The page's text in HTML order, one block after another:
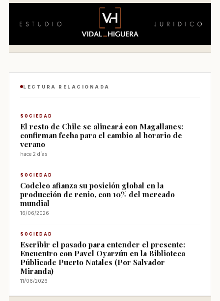
LECTURA RELACIONADA
SOCIEDAD
El resto de Chile se alineará con Magallanes:
confirman fecha para el cambio al horario de
verano
hace 2 días
SOCIEDAD
Codelco afianza su posición global en la
producción de renio, con 10% del mercado
mundial
16/06/2026
SOCIEDAD
Escribir el pasado para entender el presente:
Encuentro con Pavel Oyarzún en la Biblioteca
Públicade Puerto Natales (Por Salvador
Miranda)
11/06/2026